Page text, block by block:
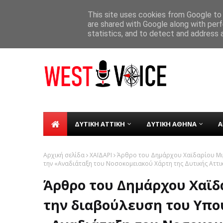
Σε λειτουργία από τη Δευτέρα 8
ΔΥΤΙΚΗ ΑΤΤΙΚΗ ΔΥΤΙΚΗ ΑΘΗΝΑ
Αρχική σελίδα ΧΑΪΔΑΡΙ
Άρθρο του Δημάρχου Χαϊδαρίου
την «Αναδιάταξη του Νοσοκομειακού Χάρτη της Δυτικής
Άρθρο του Δημάρχου
την διαβούλευση του
This site uses cookies from Google
are shared with Google along with
statistics, and to detect and address